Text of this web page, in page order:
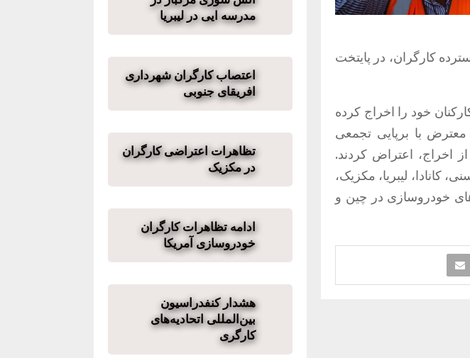
کارگران، در پایتخت
فولاد چندملیتی در آفریقای جنوبی ۳۵۰۰ تن از کارکنان خود را اخراج کرده
با برپایی تجمعی
اخراج، اعتراض کردند.
لیبریا، مکزیک،
بوده و سهام دار ۱۵ درصد شرکت‌های خودروسازی در چین و
مدرسه ایی در لیبریا
اعتصاب کارگران شهرداری
افریقای جنوبی
تظاهرات اعتراضی کارگران
در مکزیک
ادامه تظاهرات کارگران
خودروسازی آمریکا
هشدار کنفدراسیون
بین‌المللی اتحادیه‌های
کارگری